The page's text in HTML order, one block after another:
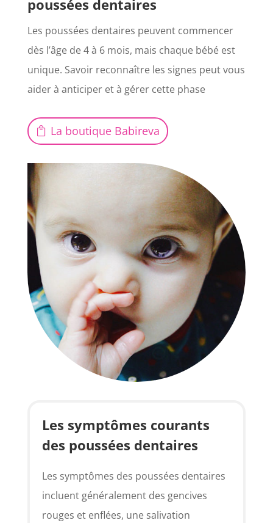
poussées dentaires
Les poussées dentaires peuvent commencer
dès l’âge de 4 à 6 mois, mais chaque bébé est
unique. Savoir reconnaître les signes peut vous
aider à anticiper et à gérer cette phase
La boutique Babireva
Les symptômes courants
des poussées dentaires
Les symptômes des poussées dentaires
incluent généralement des gencives
rouges et enflées, une salivation